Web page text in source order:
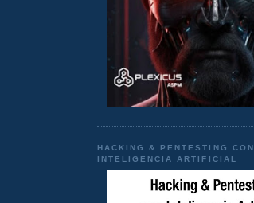
HACKING & PENTESTING CON
INTELIGENCIA ARTIFICIAL